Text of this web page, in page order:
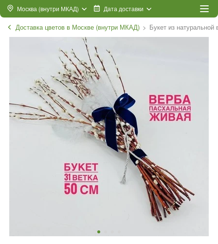
Москва (внутри МКАД) Дата доставки
Доставка цветов в Москве (внутри МКАД) Букет из